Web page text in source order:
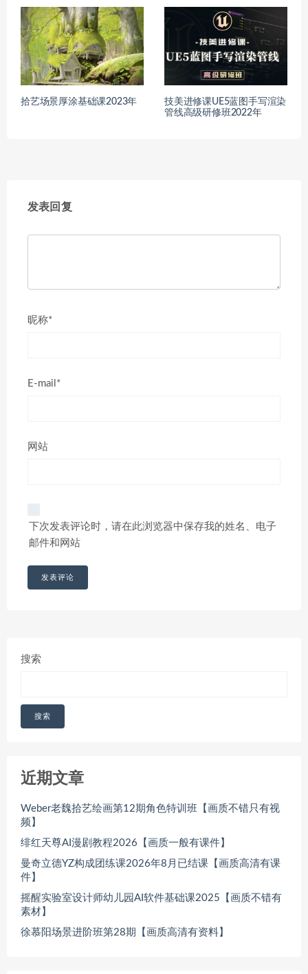
拾艺场景厚涂基础课2023年
技美进修课UE5蓝图手写渲染
管线高级研修班2022年
发表回复
昵称*
E-mail*
网站
下次发表评论时，请在此浏览器中保存我的姓名、电子
邮件和网站
搜索
搜索
近期文章
Weber老魏拾艺绘画第12期角色特训班【画质不错只有视
频】
绯红天尊AI漫剧教程2026【画质一般有课件】
曼奇立德YZ构成团练课2026年8月已结课【画质高清有课
件】
摇醒实验室设计师幼儿园AI软件基础课2025【画质不错有
素材】
徐慕阳场景进阶班第28期【画质高清有资料】